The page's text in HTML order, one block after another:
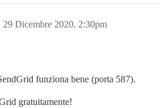
29 Dicembre 2020, 2:30pm
funziona bene (porta 587).
gratuitamente!